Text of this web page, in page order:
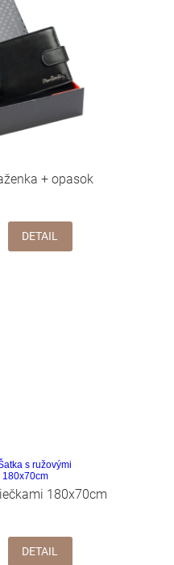
+ opasok
DETAIL
180x70cm
DETAIL